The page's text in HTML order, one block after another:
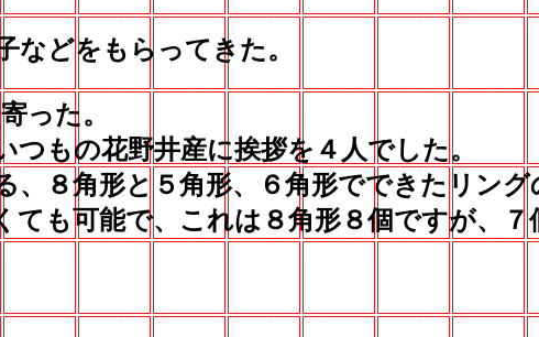
どをもらってきた。
った。
もの花野井産に挨拶を４人でした。
８角形と５角形、６角形でできたリング
も可能で、これは８角形８個ですが、